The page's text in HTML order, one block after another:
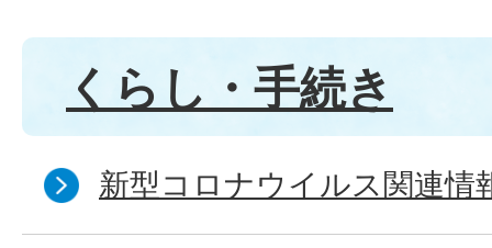
くらし・手続き
新型コロナウイルス関連情